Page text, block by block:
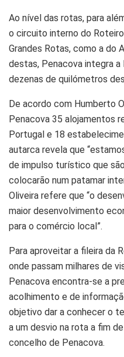
Ao nível das rotas, para
o circuito interno do
Grandes Rotas, como a do
destas, Penacova integra
dezenas de quilómetros
De acordo com Humberto
Penacova 35 alojamentos
Portugal e 18
autarca revela que
de impulso turístico que
colocarão num patamar
Oliveira refere que “o
maior desenvolvimento
para o comércio local”.
Para aproveitar a fileira da
onde passam milhares de
Penacova encontra-se a
acolhimento e de
objetivo dar a conhecer o
a um desvio na rota a fim
concelho de Penacova.